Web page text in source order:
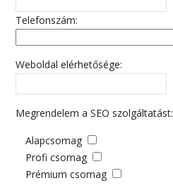
Telefonszám:
Weboldal elérhetősége:
Megrendelem a SEO szolgáltatást:
Alapcsomag
Profi csomag
Prémium csomag